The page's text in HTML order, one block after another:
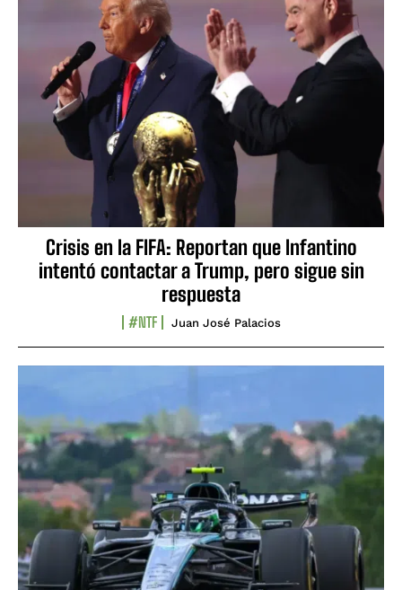
Crisis en la FIFA: Reportan que Infantino
intentó contactar a Trump, pero sigue sin
respuesta
#NTF Juan José Palacios